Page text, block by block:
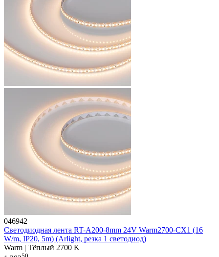
046942
Светодиодная лента RT-A200-8mm 24V Warm2700-CX1 (16
W/m, IP20, 5m) (Arlight, резка 1 светодиод)
Warm | Тёплый 2700 K